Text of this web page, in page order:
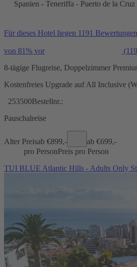
Spanien - Teneriffa - Puerto de la Cruz
Für dieses Hotel liegen 1191
von 81% vor
8-tägige Flugreise, Doppelzimmer
Kostenfreies Upgrade auf All Inclusive
253500Bestellnr.:
Pauschalreise
Alter Preisab €899,- ab €699,-
pro PersonPreis pro Person
TUI BLUE Atlantic Hills - Adults Only